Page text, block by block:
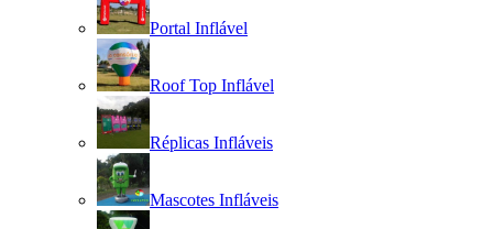
Portal Inflável
Roof Top Inflável
Réplicas Infláveis
Mascotes Infláveis